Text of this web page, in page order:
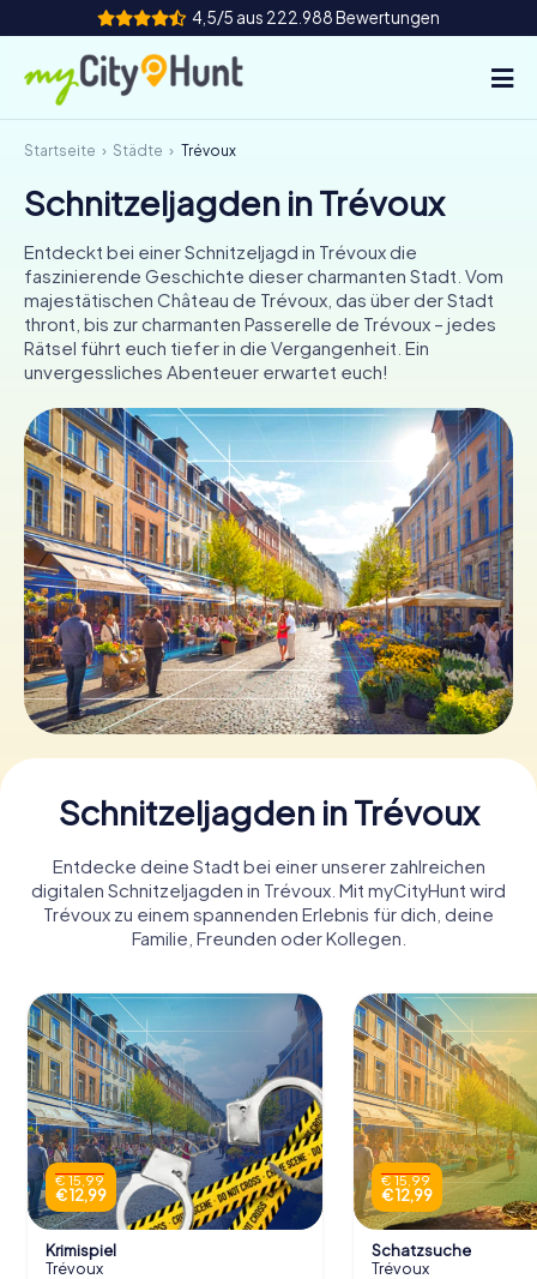
4,5/5 aus 222.988 Bewertungen
So funktioniert's
Städte
Touren
Teamevent
Tickets
INT AT CH
DE
ES
FR
IE
IT
NL
Tickets buchen
Gutscheine bestellen
Startseite Städte Trévoux
Schnitzeljagden in Trévoux
Entdeckt bei einer Schnitzeljagd in Trévoux die
faszinierende Geschichte dieser charmanten Stadt. Vom
majestätischen Château de Trévoux, das über der Stadt
thront, bis zur charmanten Passerelle de Trévoux – jedes
Rätsel führt euch tiefer in die Vergangenheit. Ein
unvergessliches Abenteuer erwartet euch!
Schnitzeljagden in Trévoux
Entdecke deine Stadt bei einer unserer zahlreichen
digitalen Schnitzeljagden in Trévoux. Mit myCityHunt wird
Trévoux zu einem spannenden Erlebnis für dich, deine
Familie, Freunden oder Kollegen.
€ 15,99
€ 12,99
Krimispiel
Trévoux
€ 15,99
€ 12,99
Schatzsuche
Trévoux